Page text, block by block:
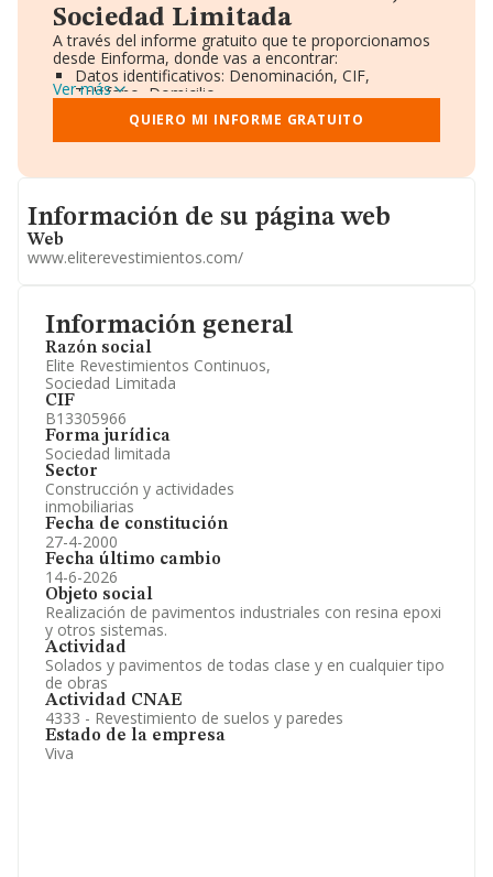
Información general
Razón social
Elite Revestimientos Continuos,
Sociedad Limitada
CIF
B13305966
Forma jurídica
Sociedad limitada
Sector
Construcción y actividades
inmobiliarias
Fecha de constitución
27-4-2000
Fecha último cambio
14-6-2026
Objeto social
Realización de pavimentos industriales con resina epoxi
y otros sistemas.
Actividad
Solados y pavimentos de todas clase y en cualquier tipo
de obras
Actividad CNAE
4333 - Revestimiento de suelos y paredes
Estado de la empresa
Viva
Sociedad Limitada
A través del informe gratuito que te proporcionamos
desde Einforma, donde vas a encontrar:
Datos identificativos: Denominación, CIF,
Teléfono, Domicilio.
Informe Mercantil Completo (BORME).
Gráficos de Evolución Ventas y Empleados.
Consejo de Administración y Administradores.
Accionistas.
Artículos de prensa publicados sobre la empresa.
Información oficial y registral complementaria.
Ver más
QUIERO MI INFORME GRATUITO
Informacion de su página web
Información de su página web
Web
www.eliterevestimientos.com/